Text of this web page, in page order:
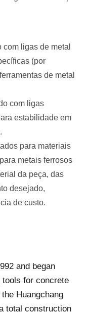
ligas de metal
(por
de metal
com ligas
estabilidade em
para materiais
metais ferrosos
da peça, das
desejado,
de custo.
and began
tools for concrete
Huangchang
total construction